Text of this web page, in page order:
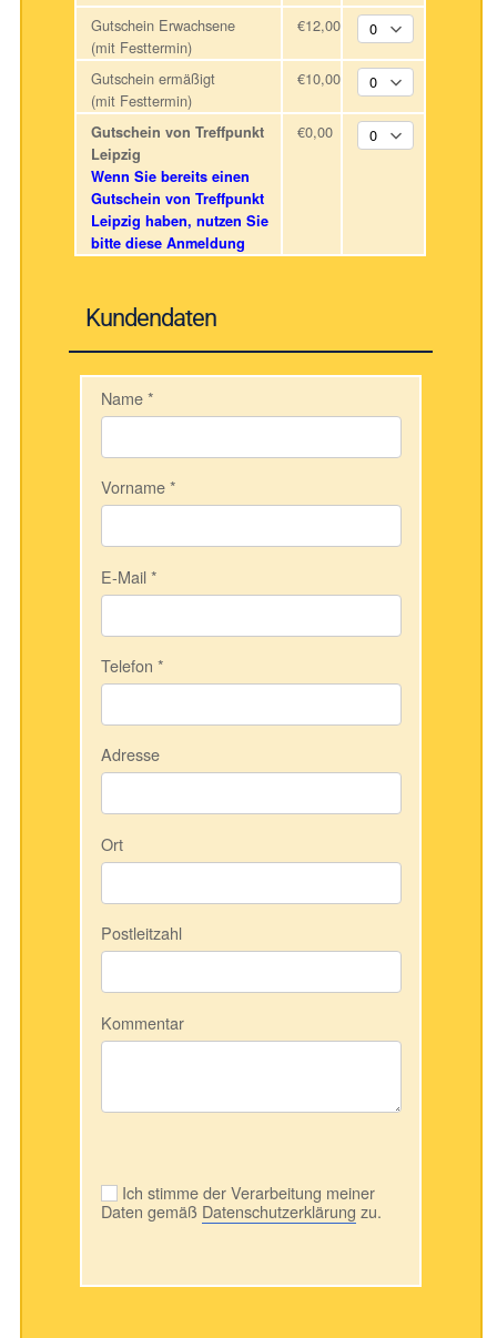
Gutschein Erwachsene
(mit Festtermin)
€12,00
Gutschein ermäßigt
(mit Festtermin)
€10,00
Gutschein von Treffpunkt
Leipzig
Wenn Sie bereits einen
Gutschein von Treffpunkt
Leipzig haben, nutzen Sie
bitte diese Anmeldung
€0,00
Kundendaten
Name*
Vorname*
E-Mail*
Telefon *
Adresse
Ort
Postleitzahl
Kommentar
Ich stimme der Verarbeitung meiner
Daten gemäß Datenschutzerklärung zu.